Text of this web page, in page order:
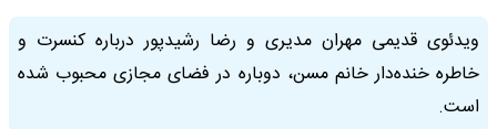
ویدئوی قدیمی مهران مدیری و رضا رشیدپور درباره کنسرت و
خاطره خنده‌دار خانم مسن، دوباره در فضای مجازی محبوب شده
است.